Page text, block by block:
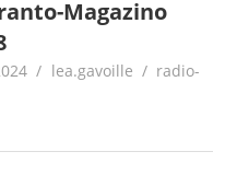
Magazino
lea.gavoille
radio-